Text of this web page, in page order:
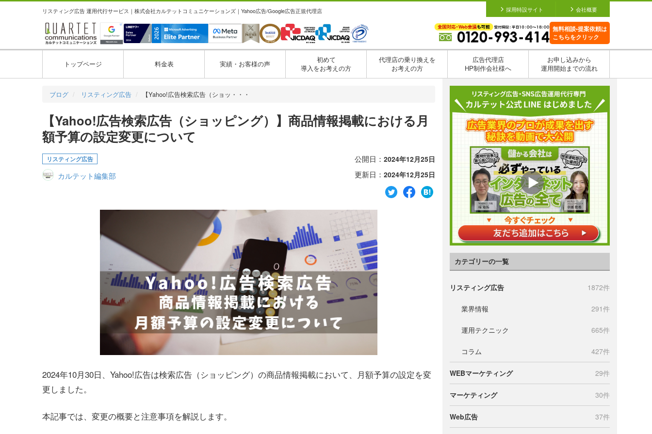
リスティング広告 運用代行サービス｜株式会社カルテットコミュニケーションズ｜Yahoo広告/Google広告正規代理店 採用特設サイト 会社概要
無料相談•提案依頼は
こちらをクリック
トップページ 料金表 実績・お客様の声
初めて
導入をお考えの方
代理店の乗り換えを
お考えの方
広告代理店
HP制作会社様へ
お申し込みから
運用開始までの流れ
ブログ リスティング広告 【Yahoo!広告検索広告（ショッ・・・
【Yahoo!広告検索広告（ショッピング）】商品情報掲載における月
額予算の設定変更について
リスティング広告
カルテット編集部
公開日： 2024年12月25日
更新日： 2024年12月25日
2024年10月30日、Yahoo!広告は検索広告（ショッピング）の商品情報掲載において、月額予算の設定を変
更しました。
本記事では、変更の概要と注意事項を解説します。
カテゴリーの一覧
リスティング広告 1872件
業界情報 291件
運用テクニック 665件
コラム 427件
WEBマーケティング 29件
マーケティング 30件
Web広告 37件